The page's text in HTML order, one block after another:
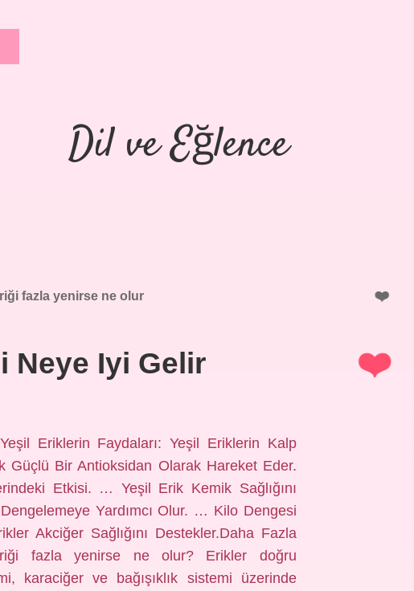
Dil ve Eğlence
fazla yenirse ne olur
Neye Iyi Gelir
Eriklerin Faydaları: Yeşil Eriklerin Kalp
Güçlü Bir Antioksidan Olarak Hareket Eder.
Etkisi. … Yeşil Erik Kemik Sağlığını
Yardımcı Olur. … Kilo Dengesi
Akciğer Sağlığını Destekler.Daha Fazla
fazla yenirse ne olur? Erikler doğru
karaciğer ve bağışıklık sistemi üzerinde